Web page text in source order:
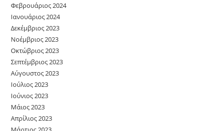
Φεβρουάριος 2024
Ιανουάριος 2024
Δεκέμβριος 2023
Νοέμβριος 2023
Οκτώβριος 2023
Σεπτέμβριος 2023
Αύγουστος 2023
Ιούλιος 2023
Ιούνιος 2023
Μάιος 2023
Απρίλιος 2023